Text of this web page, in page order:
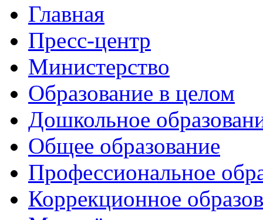
Главная
Пресс-центр
Министерство
Образование в целом
Дошкольное
Общее образование
Профессиональное
Коррекционное